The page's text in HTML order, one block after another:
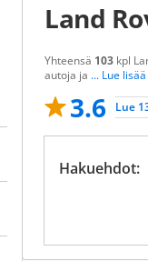
Land
Yhteensä 103 kpl
autoja ja ... Lue lisää
3.6 Lue
Hakuehdot: